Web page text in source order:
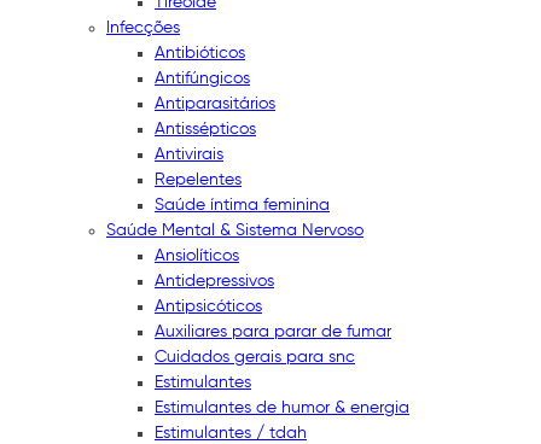
Infecções
Antibióticos
Antifúngicos
Antiparasitários
Antissépticos
Antivirais
Repelentes
Saúde íntima feminina
Saúde Mental & Sistema Nervoso
Ansiolíticos
Antidepressivos
Antipsicóticos
Auxiliares para parar de fumar
Cuidados gerais para snc
Estimulantes
Estimulantes de humor & energia
Estimulantes / tdah